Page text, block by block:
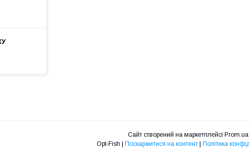
Сайт створений на маркетплейсі Prom.ua
Поскаржитися на контент Політика